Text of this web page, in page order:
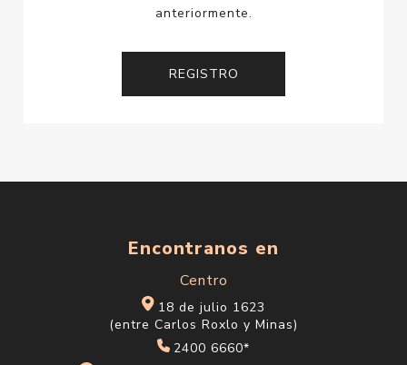
anteriormente.
Encontranos en
Centro
18 de julio 1623
(entre Carlos Roxlo y Minas)
2400 6660*